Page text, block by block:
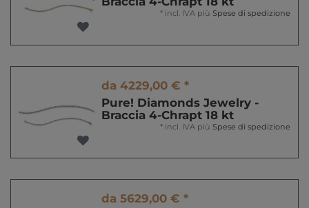
* incl. IVA più Spese di spedizione
da 4229,00 € *
Pure! Diamonds Jewelry -
Braccia 4-Chrapt 18 kt
* incl. IVA più Spese di spedizione
da 5629,00 € *